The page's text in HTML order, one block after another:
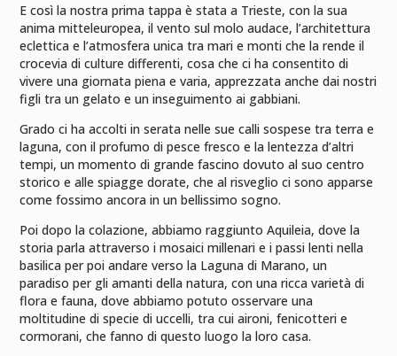
E così la nostra prima tappa è stata a Trieste, con la sua
anima mitteleuropea, il vento sul molo audace, l’architettura
eclettica e l’atmosfera unica tra mari e monti che la rende il
crocevia di culture differenti, cosa che ci ha consentito di
vivere una giornata piena e varia, apprezzata anche dai nostri
figli tra un gelato e un inseguimento ai gabbiani.
Grado ci ha accolti in serata nelle sue calli sospese tra terra e
laguna, con il profumo di pesce fresco e la lentezza d’altri
tempi, un momento di grande fascino dovuto al suo centro
storico e alle spiagge dorate, che al risveglio ci sono apparse
come fossimo ancora in un bellissimo sogno.
Poi dopo la colazione, abbiamo raggiunto Aquileia, dove la
storia parla attraverso i mosaici millenari e i passi lenti nella
basilica per poi andare verso la Laguna di Marano, un
paradiso per gli amanti della natura, con una ricca varietà di
flora e fauna, dove abbiamo potuto osservare una
moltitudine di specie di uccelli, tra cui aironi, fenicotteri e
cormorani, che fanno di questo luogo la loro casa.